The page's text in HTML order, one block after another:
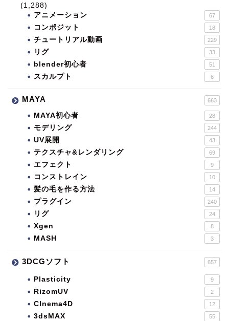
(1,288)
アニメーション
67
コンポジット 18
チュートリアル動画 229
リグ 33
blender初心者 51
スカルプト 6
MAYA 663
MAYA初心者 28
モデリング 244
UV展開 43
テクスチャ&レンダリング 69
エフェクト 9
コンストレイン 10
髪の毛を作る方法 14
プラグイン 240
リグ 24
Xgen 8
MASH 3
3DCGソフト 657
Plasticity 9
RizomUV 2
CInema4D 12
3dsMAX 55